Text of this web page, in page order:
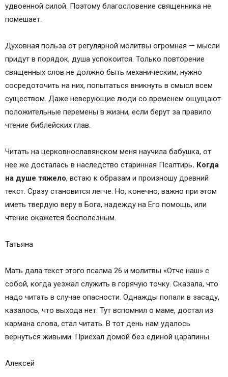
удвоенной силой. Поэтому благословение священника не
помешает.
Духовная польза от регулярной молитвы огромная — мысли
придут в порядок, душа успокоится. Только повторение
священных слов не должно быть механическим, нужно
сосредоточить на них, попытаться вникнуть в смысл всем
существом. Даже неверующие люди со временем ощущают
положительные перемены в жизни, если берут за правило
чтение библейских глав.
Читать на церковнославянском меня научила бабушка, от
нее же досталась в наследство старинная Псалтирь. Когда
на душе тяжело, встаю к образам и произношу древний
текст. Сразу становится легче. Но, конечно, важно при этом
иметь твердую веру в Бога, надежду на Его помощь, или
чтение окажется бесполезным.
Татьяна
Мать дала текст этого псалма 26 и молитвы «Отче наш» с
собой, когда уезжал служить в горячую точку. Сказала, что
надо читать в случае опасности. Однажды попали в засаду,
казалось, что выхода нет. Тут вспомнил о маме, достал из
кармана слова, стал читать. В тот день нам удалось
вернуться живыми. Приехал домой без единой царапины.
Алексей